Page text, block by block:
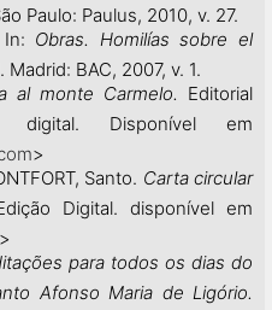
Paulo: Paulus, 2010, v. 27.
In: Obras. Homilías sobre el
Madrid: BAC, 2007, v. 1.
al monte Carmelo. Editorial
digital. Disponível em
>
Santo. Carta circular
Digital. disponível em
>
para todos os dias do
Afonso Maria de Ligório.